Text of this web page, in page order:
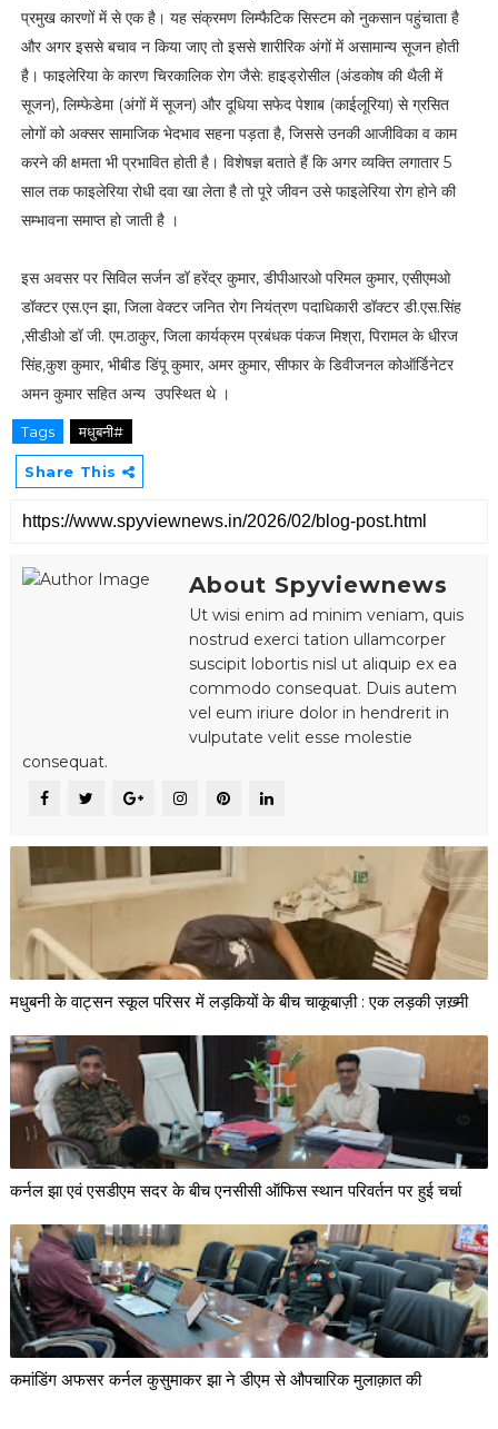
प्रमुख कारणों में से एक है। यह संक्रमण लिम्फैटिक सिस्टम को नुकसान पहुंचाता है
और अगर इससे बचाव न किया जाए तो इससे शारीरिक अंगों में असामान्य सूजन होती
है। फाइलेरिया के कारण चिरकालिक रोग जैसे: हाइड्रोसील (अंडकोष की थैली में
सूजन), लिम्फेडेमा (अंगों में सूजन) और दूधिया सफेद पेशाब (काईलूरिया) से ग्रसित
लोगों को अक्सर सामाजिक भेदभाव सहना पड़ता है, जिससे उनकी आजीविका व काम
करने की क्षमता भी प्रभावित होती है। विशेषज्ञ बताते हैं कि अगर व्यक्ति लगातार 5
साल तक फाइलेरिया रोधी दवा खा लेता है तो पूरे जीवन उसे फाइलेरिया रोग होने की
सम्भावना समाप्त हो जाती है ।
इस अवसर पर सिविल सर्जन डॉ हरेंद्र कुमार, डीपीआरओ परिमल कुमार, एसीएमओ
डॉक्टर एस.एन झा, जिला वेक्टर जनित रोग नियंत्रण पदाधिकारी डॉक्टर डी.एस.सिंह
,सीडीओ डॉ जी. एम.ठाकुर, जिला कार्यक्रम प्रबंधक पंकज मिश्रा, पिरामल के धीरज
सिंह,कुश कुमार, भीबीड डिंपू कुमार, अमर कुमार, सीफार के डिवीजनल कोऑर्डिनेटर
अमन कुमार सहित अन्य उपस्थित थे ।
Tags मधुबनी#
Share This
About Spyviewnews
Ut wisi enim ad minim veniam, quis
nostrud exerci tation ullamcorper
suscipit lobortis nisl ut aliquip ex ea
commodo consequat. Duis autem
vel eum iriure dolor in hendrerit in
vulputate velit esse molestie
consequat.
मधुबनी के वाट्सन स्कूल परिसर में लड़कियों के बीच चाकूबाज़ी : एक लड़की ज़ख़्मी
कर्नल झा एवं एसडीएम सदर के बीच एनसीसी ऑफिस स्थान परिवर्तन पर हुई चर्चा
कमांडिंग अफसर कर्नल कुसुमाकर झा ने डीएम से औपचारिक मुलाक़ात की